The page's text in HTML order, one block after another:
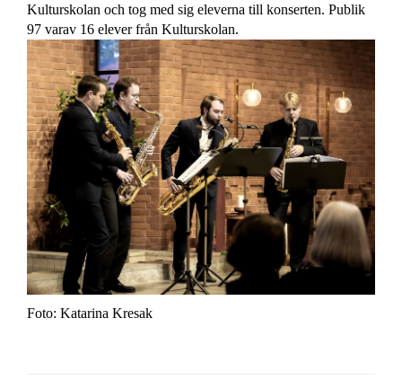
Kulturskolan och tog med sig eleverna till konserten. Publik
97 varav 16 elever från Kulturskolan.
Foto: Katarina Kresak